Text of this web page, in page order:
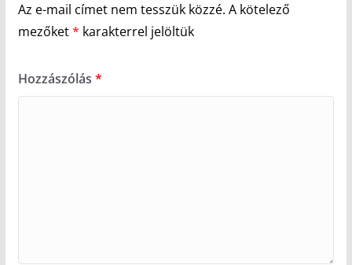
Az e-mail címet nem tesszük közzé. A kötelező
mezőket* karakterrel jelöltük
Hozzászólás *